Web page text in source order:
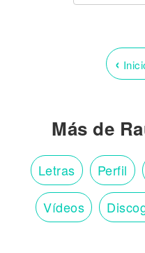
‹
Más de
Letras Perfil
Vídeos